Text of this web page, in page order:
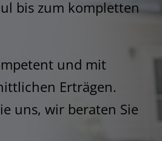
bis zum kompletten
und mit
Erträgen.
uns, wir beraten Sie